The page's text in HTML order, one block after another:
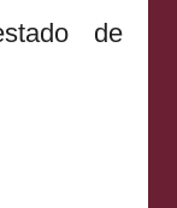
de